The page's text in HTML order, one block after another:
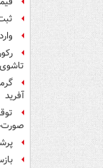
آفرید